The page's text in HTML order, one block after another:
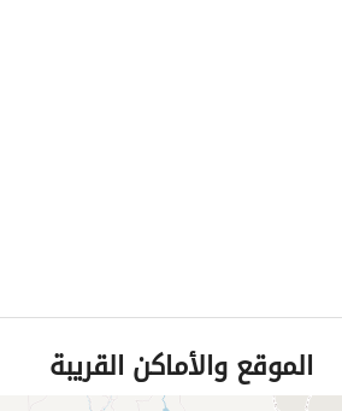
الموقع والأماكن القريبة